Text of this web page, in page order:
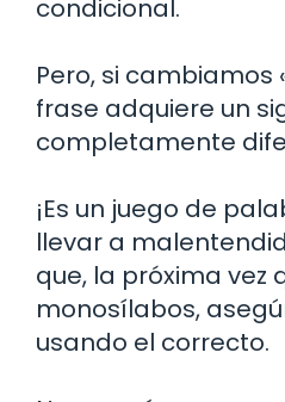
condicional.
Pero, si cambiamos
frase adquiere un
completamente
¡Es un juego de
llevar a
que, la próxima vez
monosílabos,
usando el correcto.